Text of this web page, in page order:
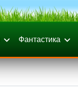
Фантастика